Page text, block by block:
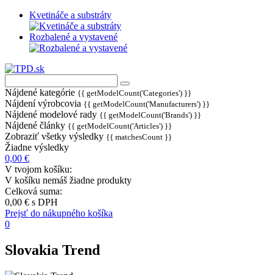
Kvetináče a substráty
Rozbalené a vystavené
Nájdené kategórie {{ getModelCount('Categories') }}
Nájdení výrobcovia {{ getModelCount('Manufacturers') }}
Nájdené modelové rady {{ getModelCount('Brands') }}
Nájdené články {{ getModelCount('Articles') }}
Zobraziť všetky výsledky {{ matchesCount }}
Žiadne výsledky
0,00 €
V tvojom košíku:
V košíku nemáš žiadne produkty
Celková suma:
0,00 € s DPH
Prejsť do nákupného košíka
0
Slovakia Trend